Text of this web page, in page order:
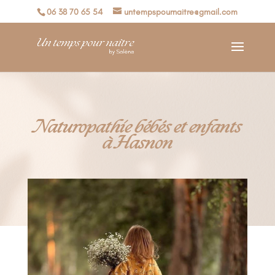
06 38 70 65 54 untempspournaitre@gmail.com
Naturopathie bébés et enfants
à Hasnon